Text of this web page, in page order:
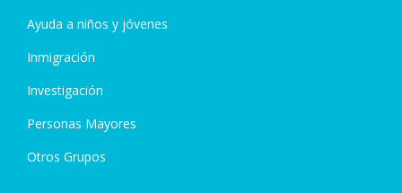
Ayuda a niños y jóvenes
Inmigración
Investigación
Personas Mayores
Otros Grupos